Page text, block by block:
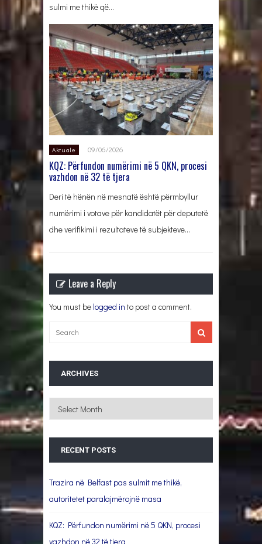
sulmi me thikë që…
Aktuale 09/06/2026
KQZ: Përfundon numërimi në 5 QKN, procesi
vazhdon në 32 të tjera
Deri të hënën në mesnatë është përmbyllur
numërimi i votave për kandidatët për deputetë
dhe verifikimi i rezultateve të subjekteve…
Leave a Reply
You must be logged in to post a comment.
ARCHIVES
Archives
RECENT POSTS
Trazira në Belfast pas sulmit me thikë,
autoritetet paralajmërojnë masa
KQZ: Përfundon numërimi në 5 QKN, procesi
vazhdon në 32 të tjera